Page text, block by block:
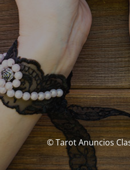
© Tarot Anuncios